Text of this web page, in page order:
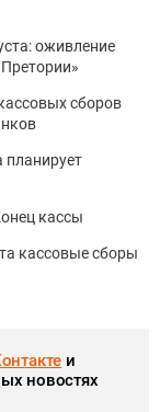
оживление
сборов
планирует
кассы
кассовые сборы
и
новостях